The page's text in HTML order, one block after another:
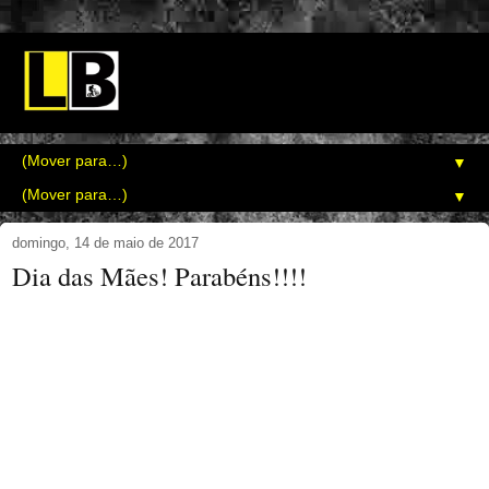
▼
▼
domingo, 14 de maio de 2017
Dia das Mães! Parabéns!!!!